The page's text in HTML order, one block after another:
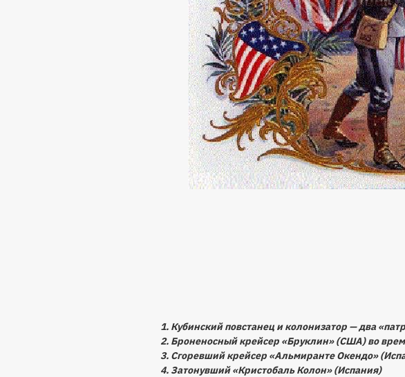
1. Кубинский повстанец и колонизатор — два
2. Броненосный крейсер «Бруклин» (США) во
3. Сгоревший крейсер «Альмиранте Окендо»
4. Затонувший «Кристобаль Колон» (Испания)